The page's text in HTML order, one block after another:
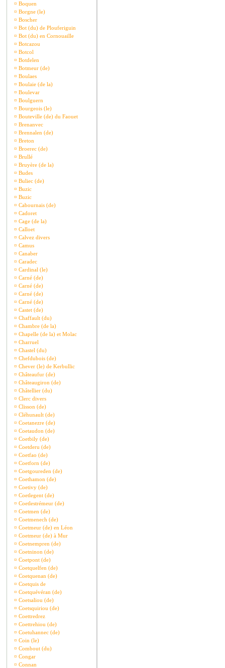
¤ Boquen
¤ Borgne (le)
¤ Boscher
¤ Bot (du) de Plouferiguin
¤ Bot (du) en Cornouaille
¤ Botcazou
¤ Botcol
¤ Botdelen
¤ Botmeur (de)
¤ Boulaes
¤ Boulaie (de la)
¤ Boulevar
¤ Boulguern
¤ Bourgeois (le)
¤ Bouteville (de) du Faouet
¤ Brenanvec
¤ Brennalen (de)
¤ Breton
¤ Broerec (de)
¤ Brullé
¤ Bruyère (de la)
¤ Budes
¤ Buliec (de)
¤ Buzic
¤ Buzic
¤ Cabournais (de)
¤ Cadoret
¤ Cage (de la)
¤ Calloet
¤ Calvez divers
¤ Camus
¤ Canaber
¤ Caradec
¤ Cardinal (le)
¤ Carné (de)
¤ Carné (de)
¤ Carné (de)
¤ Carné (de)
¤ Castet (de)
¤ Chaffault (du)
¤ Chambre (de la)
¤ Chapelle (de la) et Molac
¤ Charruel
¤ Chastel (du)
¤ Chefdubois (de)
¤ Chever (le) de Kerbullic
¤ Châteaufur (de)
¤ Châteaugiron (de)
¤ Châtellier (du)
¤ Clerc divers
¤ Clisson (de)
¤ Cléhunault (de)
¤ Coetanezre (de)
¤ Coetaudon (de)
¤ Coetbily (de)
¤ Coetderu (de)
¤ Coetfao (de)
¤ Coetforn (de)
¤ Coetgoureden (de)
¤ Coethamon (de)
¤ Coetivy (de)
¤ Coetlegent (de)
¤ Coetlestrémeur (de)
¤ Coetmen (de)
¤ Coetmenech (de)
¤ Coetmeur (de) en Léon
¤ Coetmeur (de) à Mur
¤ Coetnempren (de)
¤ Coetninon (de)
¤ Coetpont (de)
¤ Coetquelfen (de)
¤ Coetquenan (de)
¤ Coetquis de
¤ Coetquévéran (de)
¤ Coetsaliou (de)
¤ Coetsquiriou (de)
¤ Coettredrez
¤ Coettrehiou (de)
¤ Coetuhannec (de)
¤ Coin (le)
¤ Combout (du)
¤ Congar
¤ Connan